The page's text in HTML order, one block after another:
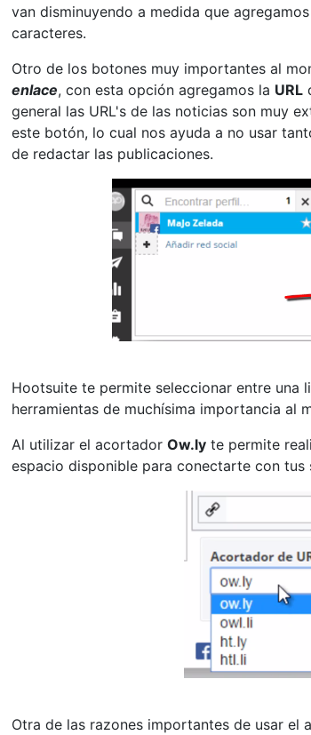
van disminuyendo a medida que
caracteres.
Otro de los botones muy importantes al
enlace, con esta opción agregamos la URL
general las URL's de las noticias son muy
este botón, lo cual nos ayuda a no usar
de redactar las publicaciones.
Hootsuite te permite seleccionar entre una
herramientas de muchísima importancia al
Al utilizar el acortador Ow.lyte permite
espacio disponible para conectarte con tus
Otra de las razones importantes de usar el